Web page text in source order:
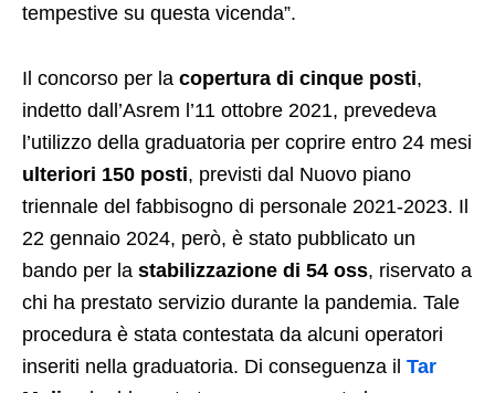
tempestive su questa vicenda”.
Il concorso per la copertura di cinque posti,
indetto dall’Asrem l’11 ottobre 2021, prevedeva
l’utilizzo della graduatoria per coprire entro 24 mesi
ulteriori 150 posti, previsti dal Nuovo piano
triennale del fabbisogno di personale 2021-2023. Il
22 gennaio 2024, però, è stato pubblicato un
bando per la stabilizzazione di 54 oss, riservato a
chi ha prestato servizio durante la pandemia. Tale
procedura è stata contestata da alcuni operatori
inseriti nella graduatoria. Di conseguenza il Tar